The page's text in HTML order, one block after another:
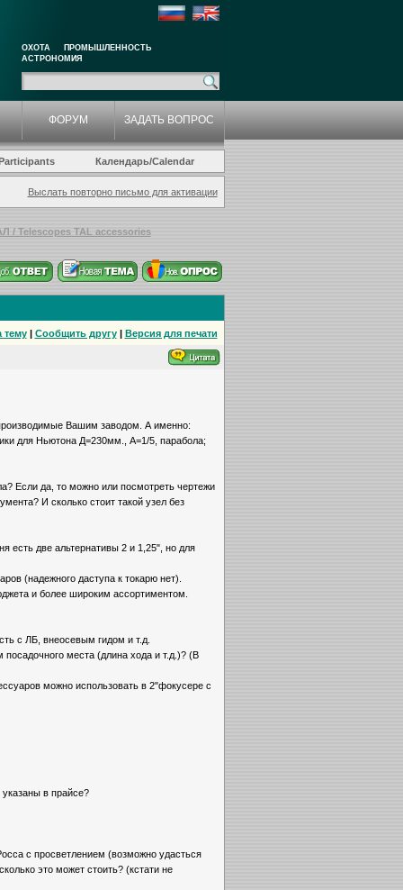
ОХОТА
ПРОМЫШЛЕННОСТЬ
АСТРОНОМИЯ
ФОРУМ ЗАДАТЬ ВОПРОС
Календарь/Calendar
Выслать повторно письмо для активации
/ Telescopes TAL accessories
тему| Сообщить другу| Версия для печати
Вашим заводом. А именно:
для Ньютона Д=230мм., А=1/5, парабола;
Если да, то можно или посмотреть чертежи
И сколько стоит такой узел без
есть две альтернативы 2 и 1,25", но для
(надежного даступа к токарю нет).
и более широким ассортиментом.
с ЛБ, внеосевым гидом и т.д.
места (длина хода и т.д.)? (В
можно использовать в 2"фокусере с
в прайсе?
с просветлением (возможно удасться
это может стоить? (кстати не